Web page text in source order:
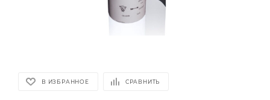
В ИЗБРАННОЕ СРАВНИТЬ